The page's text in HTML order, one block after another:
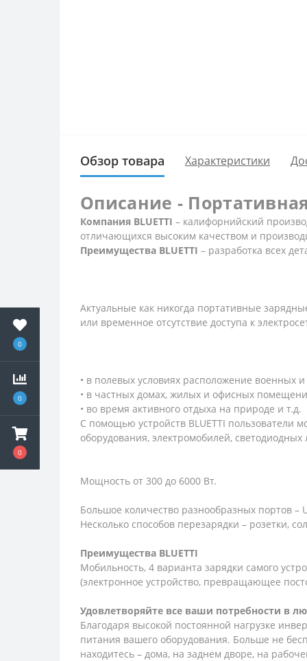
0
0
0
Обзор товара Характеристики
Описание -
Компания BLUETTI – калифорнийский
отличающихся высоким качеством и
Преимущества BLUETTI – разработка всех
Актуальные как никогда портативные
или временное отсутствие доступа к
• в полевых условиях расположение военных
• в частных домах, жилых и офисных
• во время активного отдыха на природе и т.д.
С помощью устройств BLUETTI пользователи
оборудования, электромобилей,
Мощность от 300 до 6000 Вт.
Большое количество разнообразных портов –
Несколько способов перезарядки – розетки,
Преимущества BLUETTI
Мобильность, 4 варианта зарядки самого
(электронное устройство, превращающее
Удовлетворяйте все ваши потребности в
Благодаря высокой постоянной нагрузке
питания вашего оборудования. Больше не
находитесь – дома, на заднем дворе, на